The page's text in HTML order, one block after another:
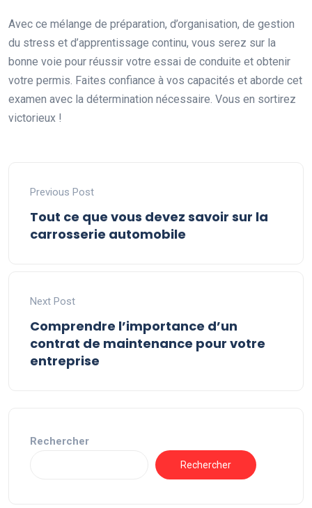
Avec ce mélange de préparation, d’organisation, de gestion
du stress et d’apprentissage continu, vous serez sur la
bonne voie pour réussir votre essai de conduite et obtenir
votre permis. Faites confiance à vos capacités et aborde cet
examen avec la détermination nécessaire. Vous en sortirez
victorieux !
Previous Post
Tout ce que vous devez savoir sur la
carrosserie automobile
Next Post
Comprendre l’importance d’un
contrat de maintenance pour votre
entreprise
Rechercher
Rechercher